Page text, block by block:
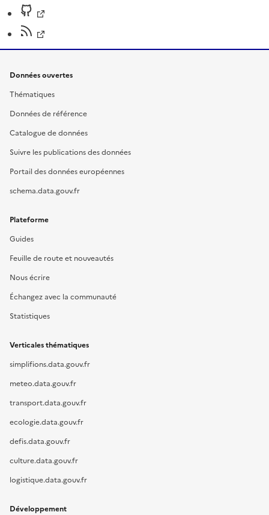
Données ouvertes
Thématiques
Données de référence
Catalogue de données
Suivre les publications des données
Portail des données européennes
schema.data.gouv.fr
Plateforme
Guides
Feuille de route et nouveautés
Nous écrire
Échangez avec la communauté
Statistiques
Verticales thématiques
simplifions.data.gouv.fr
meteo.data.gouv.fr
transport.data.gouv.fr
ecologie.data.gouv.fr
defis.data.gouv.fr
culture.data.gouv.fr
logistique.data.gouv.fr
Développement